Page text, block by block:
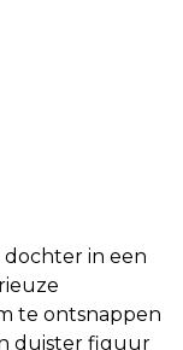
dochter in een
te ontsnappen
duister figuur